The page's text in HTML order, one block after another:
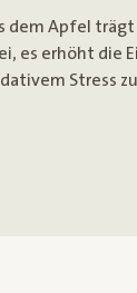
dem Apfel
es erhöht die
Stress